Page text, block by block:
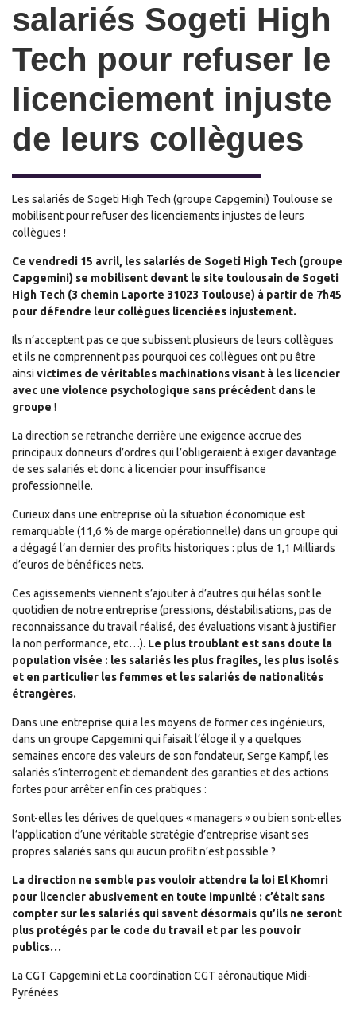
salariés Sogeti High
Tech pour refuser le
licenciement injuste
de leurs collègues
Les salariés de Sogeti High Tech (groupe Capgemini) Toulouse se
mobilisent pour refuser des licenciements injustes de leurs
collègues !
Ce vendredi 15 avril, les salariés de Sogeti High Tech (groupe
Capgemini) se mobilisent devant le site toulousain de Sogeti
High Tech (3 chemin Laporte 31023 Toulouse) à partir de 7h45
pour défendre leur collègues licenciées injustement.
Ils n’acceptent pas ce que subissent plusieurs de leurs collègues
et ils ne comprennent pas pourquoi ces collègues ont pu être
ainsi victimes de véritables machinations visant à les licencier
avec une violence psychologique sans précédent dans le
groupe !
La direction se retranche derrière une exigence accrue des
principaux donneurs d’ordres qui l’obligeraient à exiger davantage
de ses salariés et donc à licencier pour insuffisance
professionnelle.
Curieux dans une entreprise où la situation économique est
remarquable (11,6 % de marge opérationnelle) dans un groupe qui
a dégagé l’an dernier des profits historiques : plus de 1,1 Milliards
d’euros de bénéfices nets.
Ces agissements viennent s’ajouter à d’autres qui hélas sont le
quotidien de notre entreprise (pressions, déstabilisations, pas de
reconnaissance du travail réalisé, des évaluations visant à justifier
la non performance, etc…). Le plus troublant est sans doute la
population visée : les salariés les plus fragiles, les plus isolés
et en particulier les femmes et les salariés de nationalités
étrangères.
Dans une entreprise qui a les moyens de former ces ingénieurs,
dans un groupe Capgemini qui faisait l’éloge il y a quelques
semaines encore des valeurs de son fondateur, Serge Kampf, les
salariés s’interrogent et demandent des garanties et des actions
fortes pour arrêter enfin ces pratiques :
Sont-elles les dérives de quelques « managers » ou bien sont-elles
l’application d’une véritable stratégie d’entreprise visant ses
propres salariés sans qui aucun profit n’est possible ?
La direction ne semble pas vouloir attendre la loi El Khomri
pour licencier abusivement en toute impunité : c’était sans
compter sur les salariés qui savent désormais qu’ils ne seront
plus protégés par le code du travail et par les pouvoir
publics…
La CGT Capgemini et La coordination CGT aéronautique Midi-
Pyrénées